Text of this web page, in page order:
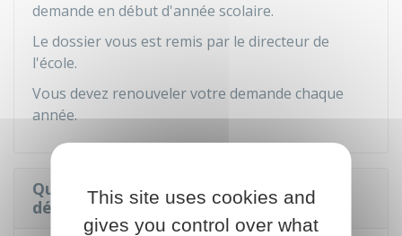
demande en début d'année scolaire.
Le dossier vous est remis par le directeur de
l'école.
Vous devez renouveler votre demande chaque
année.
Quel est le montant de la bourse
départementale ?
This site uses cookies and
gives you control over what